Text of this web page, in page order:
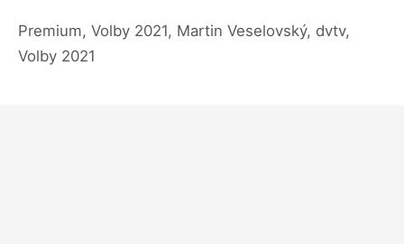
Premium, Volby 2021, Martin Veselovský, dvtv,
Volby 2021